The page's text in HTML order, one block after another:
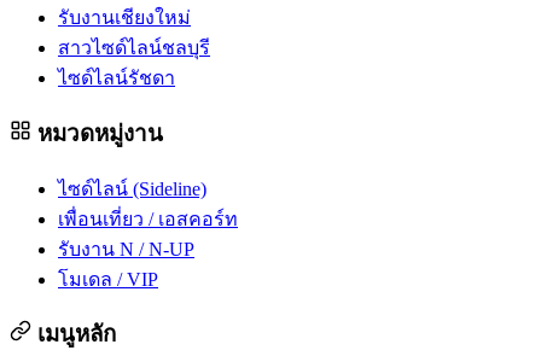
รับงานเชียงใหม่
สาวไซด์ไลน์ชลบุรี
ไซด์ไลน์รัชดา
หมวดหมู่งาน
ไซด์ไลน์ (Sideline)
เพื่อนเที่ยว / เอสคอร์ท
รับงาน N / N-UP
โมเดล / VIP
เมนูหลัก